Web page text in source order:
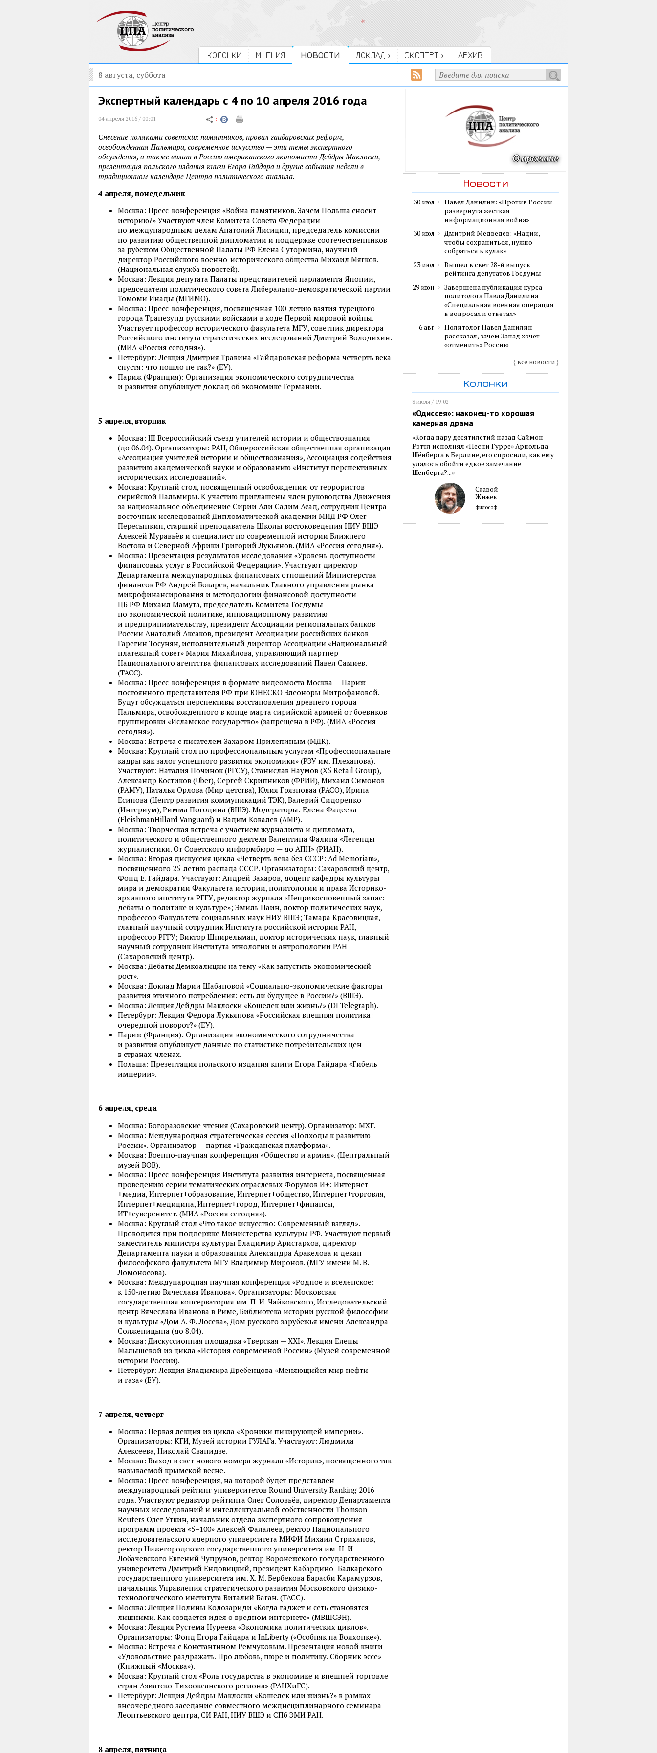
КОЛОНКИ МНЕНИЯ НОВОСТИ ДОКЛАДЫ ЭКСПЕРТЫ АРХИВ
8 августа, суббота
Экспертный календарь с 4 по 10 апреля 2016 года
04 апреля 2016 / 00:01
Снесение поляками советских памятников, провал гайдаровских реформ,
освобожденная Пальмира, современное искусство — эти темы экспертного
обсуждения, а также визит в Россию американского экономиста Дейдры Маклоски,
презентация польского издания книги Егора Гайдара и другие события недели в
традиционном календаре Центра политического анализа.
4 апреля, понедельник
Москва: Пресс-конференция «Война памятников. Зачем Польша сносит
историю?» Участвуют член Комитета Совета Федерации
по международным делам Анатолий Лисицин, председатель комиссии
по развитию общественной дипломатии и поддержке соотечественников
за рубежом Общественной Палаты РФ Елена Сутормина, научный
директор Российского военно-исторического общества Михаил Мягков.
(Национальная служба новостей).
Москва: Лекция депутата Палаты представителей парламента Японии,
председателя политического совета Либерально-демократической партии
Томоми Инады (МГИМО).
Москва: Пресс-конференция, посвященная 100-летию взятия турецкого
города Трапезунд русскими войсками в ходе Первой мировой войны.
Участвует профессор исторического факультета МГУ, советник директора
Российского института стратегических исследований Дмитрий Володихин.
(МИА «Россия сегодня»).
Петербург: Лекция Дмитрия Травина «Гайдаровская реформа четверть века
спустя: что пошло не так?» (ЕУ).
Париж (Франция): Организация экономического сотрудничества
и развития опубликует доклад об экономике Германии.
5 апреля, вторник
Москва: III Всероссийский съезд учителей истории и обществознания
(до 06.04). Организаторы: РАН, Общероссийская общественная организация
«Ассоциация учителей истории и обществознания», Ассоциация содействия
развитию академической науки и образованию «Институт перспективных
исторических исследований».
Москва: Круглый стол, посвященный освобождению от террористов
сирийской Пальмиры. К участию приглашены член руководства Движения
за национальное объединение Сирии Али Салим Асад, сотрудник Центра
восточных исследований Дипломатической академии МИД РФ Олег
Пересыпкин, старший преподаватель Школы востоковедения НИУ ВШЭ
Алексей Муравьёв и специалист по современной истории Ближнего
Востока и Северной Африки Григорий Лукьянов. (МИА «Россия сегодня»).
Москва: Презентация результатов исследования «Уровень доступности
финансовых услуг в Российской Федерации». Участвуют директор
Департамента международных финансовых отношений Министерства
финансов РФ Андрей Бокарев, начальник Главного управления рынка
микрофинансирования и методологии финансовой доступности
ЦБ РФ Михаил Мамута, председатель Комитета Госдумы
по экономической политике, инновационному развитию
и предпринимательству, президент Ассоциации региональных банков
России Анатолий Аксаков, президент Ассоциации российских банков
Гарегин Тосунян, исполнительный директор Ассоциации «Национальный
платежный совет» Мария Михайлова, управляющий партнер
Национального агентства финансовых исследований Павел Самиев.
(ТАСС).
Москва: Пресс-конференция в формате видеомоста Москва — Париж
постоянного представителя РФ при ЮНЕСКО Элеоноры Митрофановой.
Будут обсуждаться перспективы восстановления древнего города
Пальмира, освобожденного в конце марта сирийской армией от боевиков
группировки «Исламское государство» (запрещена в РФ). (МИА «Россия
сегодня»).
Москва: Встреча с писателем Захаром Прилепиным (МДК).
Москва: Круглый стол по профессиональным услугам «Профессиональные
кадры как залог успешного развития экономики» (РЭУ им. Плеханова).
Участвуют: Наталия Починок (РГСУ), Станислав Наумов (Х5 Retail Group),
Александр Костиков (Uber), Сергей Скрипников (ФРИИ), Михаил Симонов
(РАМУ), Наталья Орлова (Мир детства), Юлия Грязноваа (РАСО), Ирина
Есипова (Центр развития коммуникаций ТЭК), Валерий Сидоренко
(Интериум), Римма Погодина (ВШЭ). Модераторы: Елена Фадеева
(FleishmanHillard Vanguard) и Вадим Ковалев (АМР).
Москва: Творческая встреча с участием журналиста и дипломата,
политического и общественного деятеля Валентина Фалина «Легенды
журналистики. От Советского информбюро — до АПН» (РИАН).
Москва: Вторая дискуссия цикла «Четверть века без СССР: Ad Memoriam»,
посвященного 25-летию распада СССР. Организаторы: Сахаровский центр,
Фонд Е. Гайдара. Участвуют: Андрей Захаров, доцент кафедры культуры
мира и демократии Факультета истории, политологии и права Историко-
архивного института РГГУ, редактор журнала «Неприкосновенный запас:
дебаты о политике и культуре»; Эмиль Паин, доктор политических наук,
профессор Факультета социальных наук НИУ ВШЭ; Тамара Красовицкая,
главный научный сотрудник Института российской истории РАН,
профессор РГГУ; Виктор Шнирельман, доктор исторических наук, главный
научный сотрудник Института этнологии и антропологии РАН
(Сахаровский центр).
Москва: Дебаты Демкоалиции на тему «Как запустить экономический
рост».
Москва: Доклад Марии Шабановой «Социально-экономические факторы
развития этичного потребления: есть ли будущее в России?» (ВШЭ).
Москва: Лекция Дейдры Маклоски «Кошелек или жизнь?» (DI Telegraph).
Петербург: Лекция Федора Лукьянова «Российская внешняя политика:
очередной поворот?» (ЕУ).
Париж (Франция): Организация экономического сотрудничества
и развития опубликует данные по статистике потребительских цен
в странах-членах.
Польша: Презентация польского издания книги Егора Гайдара «Гибель
империи».
6 апреля, среда
Москва: Богоразовские чтения (Сахаровский центр). Организатор: МХГ.
Москва: Международная стратегическая сессия «Подходы к развитию
России». Организатор — партия «Гражданская платформа».
Москва: Военно-научная конференция «Общество и армия». (Центральный
музей ВОВ).
Москва: Пресс-конференция Института развития интернета, посвященная
проведению серии тематических отраслевых Форумов И+: Интернет
+медиа, Интернет+образование, Интернет+общество, Интернет+торговля,
Интернет+медицина, Интернет+город, Интернет+финансы,
ИТ+суверенитет. (МИА «Россия сегодня»).
Москва: Круглый стол «Что такое искусство: Современный взгляд».
Проводится при поддержке Министерства культуры РФ. Участвуют первый
заместитель министра культуры Владимир Аристархов, директор
Департамента науки и образования Александра Аракелова и декан
философского факультета МГУ Владимир Миронов. (МГУ имени М. В.
Ломоносова).
Москва: Международная научная конференция «Родное и вселенское:
к 150-летию Вячеслава Иванова». Организаторы: Московская
государственная консерватория им. П. И. Чайковского, Исследовательский
центр Вячеслава Иванова в Риме, Библиотека истории русской философии
и культуры «Дом А. Ф. Лосева», Дом русского зарубежья имени Александра
Солженицына (до 8.04).
Москва: Дискуссионная площадка «Тверская — XXI». Лекция Елены
Малышевой из цикла «История современной России» (Музей современной
истории России).
Петербург: Лекция Владимира Дребенцова «Меняющийся мир нефти
и газа» (ЕУ).
7 апреля, четверг
Москва: Первая лекция из цикла «Хроники пикирующей империи».
Организаторы: КГИ, Музей истории ГУЛАГа. Участвуют: Людмила
Алексеева, Николай Сванидзе.
Москва: Выход в свет нового номера журнала «Историк», посвященного так
называемой крымской весне.
Москва: Пресс-конференция, на которой будет представлен
международный рейтинг университетов Round University Ranking 2016
года. Участвуют редактор рейтинга Олег Соловьёв, директор Департамента
научных исследований и интеллектуальной собственности Thomson
Reuters Олег Уткин, начальник отдела экспертного сопровождения
программ проекта «5–100» Алексей Фалалеев, ректор Национального
исследовательского ядерного университета МИФИ Михаил Стриханов,
ректор Нижегородского государственного университета им. Н. И.
Лобачевского Евгений Чупрунов, ректор Воронежского государственного
университета Дмитрий Ендовицкий, президент Кабардино- Балкарского
государственного университета им. Х. М. Бербекова Барасби Карамурзов,
начальник Управления стратегического развития Московского физико-
технологического института Виталий Баган. (ТАСС).
Москва: Лекция Полины Колозариди «Когда гаджет и сеть становятся
лишними. Как создается идея о вредном интернете» (МВШСЭН).
Москва: Лекция Рустема Нуреева «Экономика политических циклов».
Организаторы: Фонд Егора Гайдара и InLiberty («Особняк на Волхонке»).
Москва: Встреча с Константином Ремчуковым. Презентация новой книги
«Удовольствие раздражать. Про любовь, пюре и политику. Сборник эссе»
(Книжный «Москва»).
Москва: Круглый стол «Роль государства в экономике и внешней торговле
стран Азиатско-Тихоокеанского региона» (РАНХиГС).
Петербург: Лекция Дейдры Маклоски «Кошелек или жизнь?» в рамках
внеочередного заседание совместного междисциплинарного семинара
Леонтьевского центра, СИ РАН, НИУ ВШЭ и СПб ЭМИ РАН.
8 апреля, пятница
Новости
30 июл
Павел Данилин: «Против России
развернута жесткая
информационная война»
30 июл
Дмитрий Медведев: «Нации,
чтобы сохраниться, нужно
собраться в кулак»
23 июл
Вышел в свет 28-й выпуск
рейтинга депутатов Госдумы
29 июн
Завершена публикация курса
политолога Павла Данилина
«Специальная военная операция
в вопросах и ответах»
6 авг
Политолог Павел Данилин
рассказал, зачем Запад хочет
«отменить» Россию
{ все новости}
Колонки
8 июля / 19:02
«Одиссея»: наконец-то хорошая
камерная драма
«Когда пару десятилетий назад Саймон
Рэттл исполнял «Песни Гурре» Арнольда
Шёнберга в Берлине, его спросили, как ему
удалось обойти едкое замечание
Шенберга?...»
Славой
Жижек
философ